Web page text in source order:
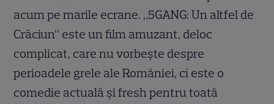
acum pe marile ecrane. „5GANG: Un altfel de
Crăciun” este un film amuzant, deloc
complicat, care nu vorbește despre
perioadele grele ale României, ci este o
comedie actuală și fresh pentru toată